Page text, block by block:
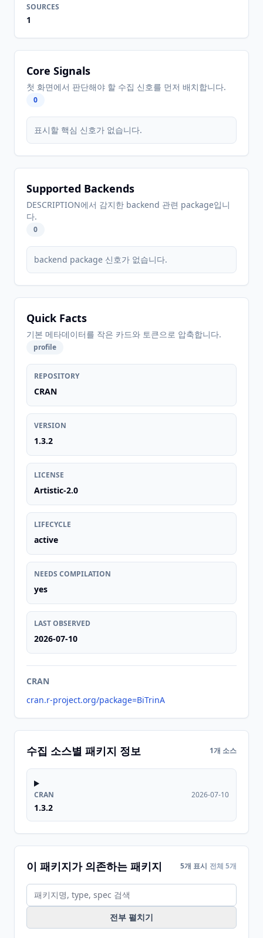
SOURCES
1
Core Signals
첫 화면에서 판단해야 할 수집 신호를 먼저 배치합니다.
0
표시할 핵심 신호가 없습니다.
Supported Backends
DESCRIPTION에서 감지한 backend 관련 package입니
다.
0
backend package 신호가 없습니다.
Quick Facts
기본 메타데이터를 작은 카드와 토큰으로 압축합니다.
profile
REPOSITORY
CRAN
VERSION
1.3.2
LICENSE
Artistic-2.0
LIFECYCLE
active
NEEDS COMPILATION
yes
LAST OBSERVED
2026-07-10
CRAN
cran.r-project.org/package=BiTrinA
수집 소스별 패키지 정보 1개 소스
CRAN
1.3.2
2026-07-10
이 패키지가 의존하는 패키지 5개 표시 전체 5개
전부 펼치기